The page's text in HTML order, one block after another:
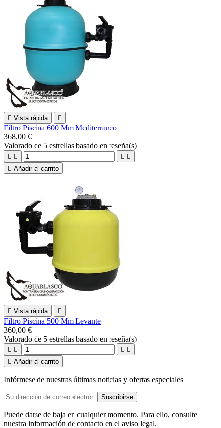
 Vista rápida 
Filtro Piscina 600 Mm Mediterraneo
368,00 €
Valorado de 5 estrellas basado en reseña(s)
   
 Añadir al carrito
 Vista rápida 
Filtro Piscina 500 Mm Levante
360,00 €
Valorado de 5 estrellas basado en reseña(s)
   
 Añadir al carrito
Infórmese de nuestras últimas noticias y ofertas especiales
Puede darse de baja en cualquier momento. Para ello, consulte
nuestra información de contacto en el aviso legal.